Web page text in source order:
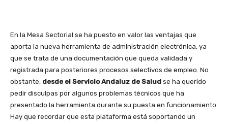
En la Mesa Sectorial se ha puesto en valor las ventajas que
aporta la nueva herramienta de administración electrónica, ya
que se trata de una documentación que queda validada y
registrada para posteriores procesos selectivos de empleo. No
obstante, desde el Servicio Andaluz de Salud se ha querido
pedir disculpas por algunos problemas técnicos que ha
presentado la herramienta durante su puesta en funcionamiento.
Hay que recordar que esta plataforma está soportando un